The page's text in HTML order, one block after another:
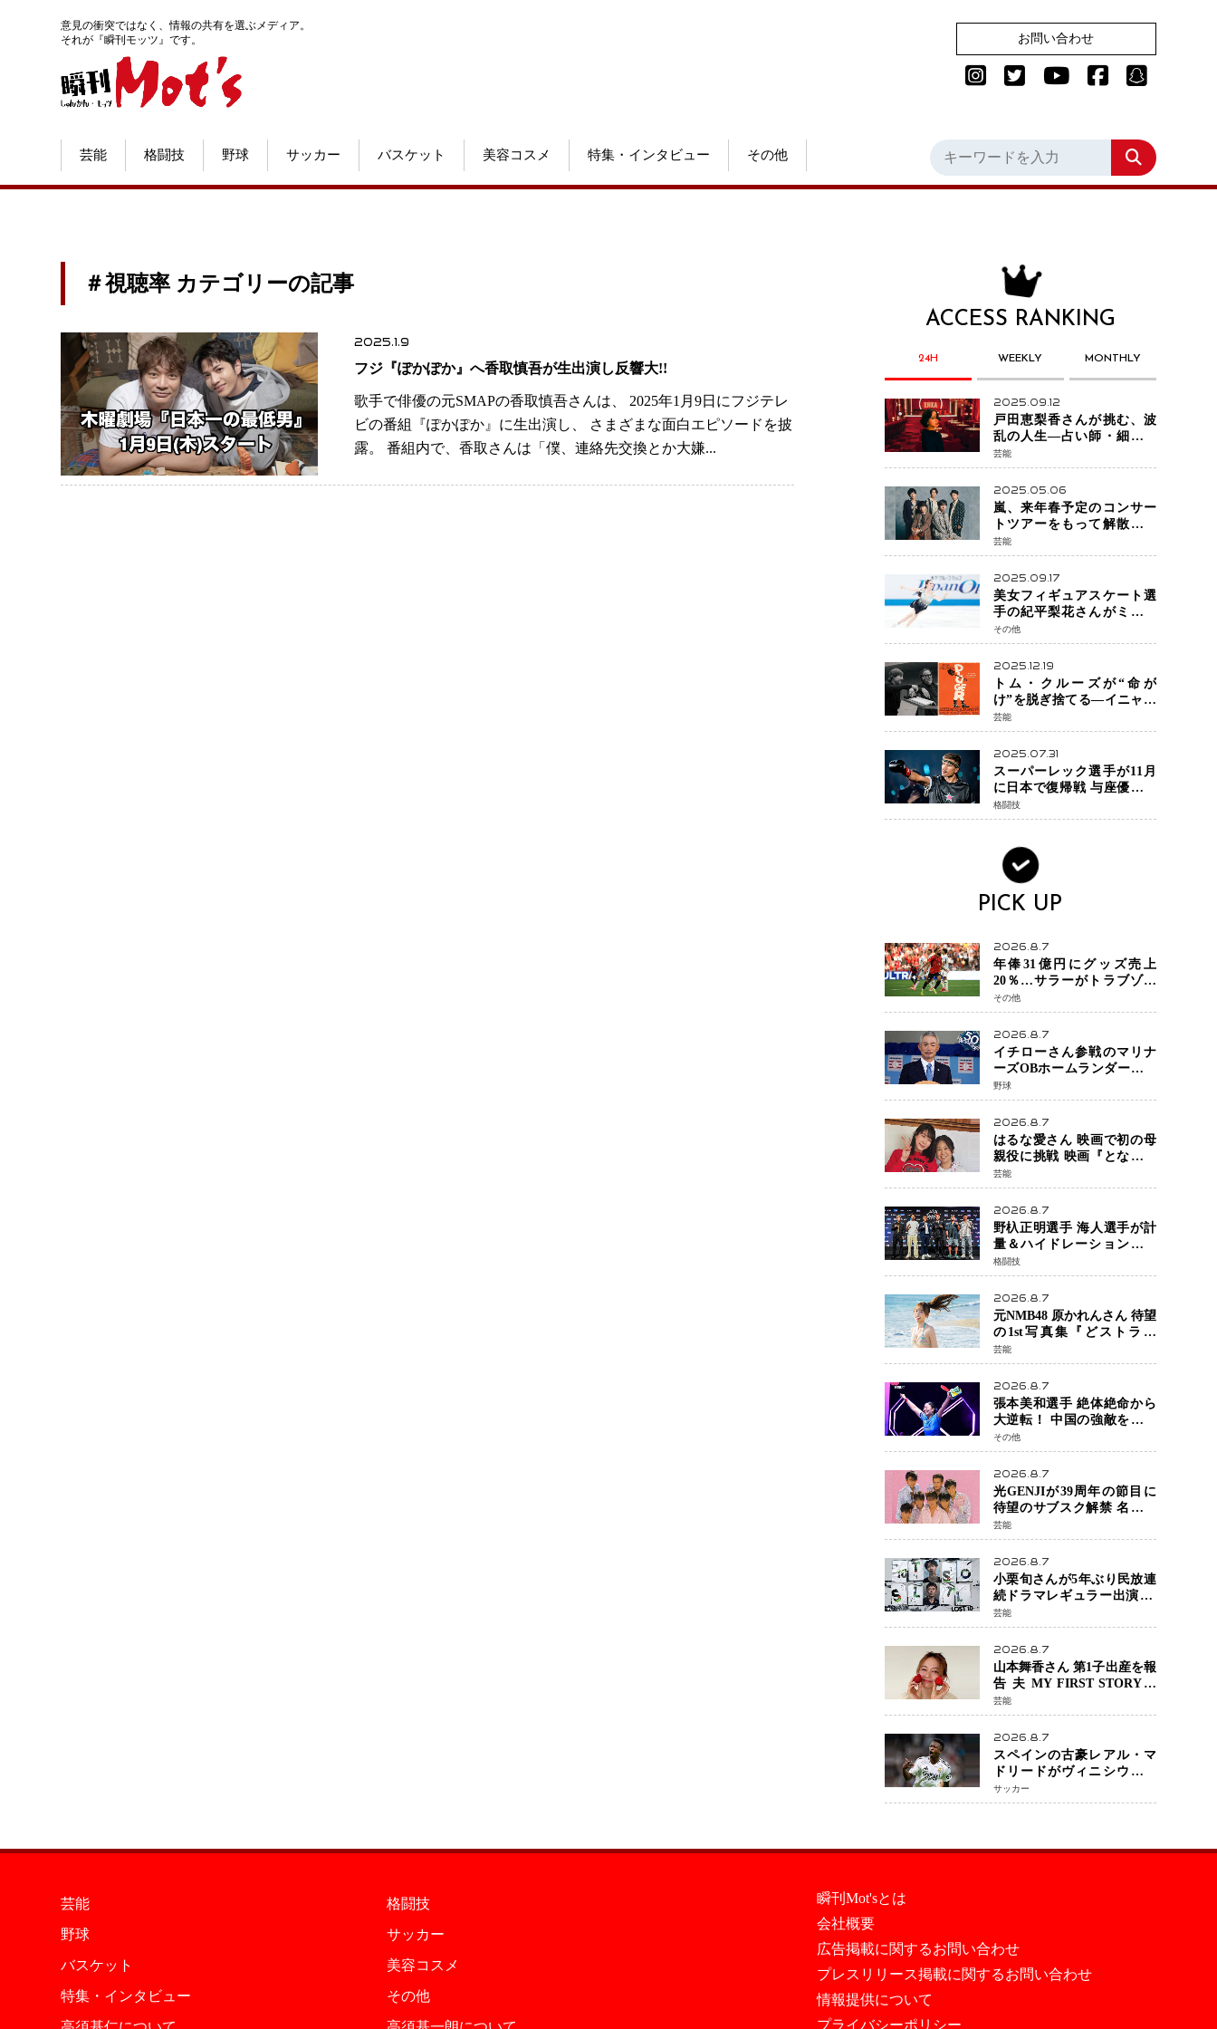
意見の衝突ではなく、情報の共有を選ぶメディア。
それが『瞬刊モッツ』です。
お問い合わせ
芸能 格闘技 野球 サッカー バスケット 美容コスメ 特集・インタビュー その他
＃視聴率 カテゴリーの記事
2025.1.9
フジ『ぽかぽか』へ香取慎吾が生出演し反響大!!
歌手で俳優の元SMAPの香取慎吾さんは、 2025年1月9日にフジテレ
ビの番組『ぽかぽか』に生出演し、 さまざまな面白エピソードを披
露。 番組内で、香取さんは「僕、連絡先交換とか大嫌...
ACCESS RANKING
24H WEEKLY MONTHLY
2025.09.12
戸田恵梨香さんが挑む、波
乱の人生―占い師・細木数
子をNetflixで実写化
芸能
2025.05.06
嵐、来年春予定のコンサー
トツアーをもって解散 フ
ァンクラブも2026年5月末で
活動終了
芸能
2025.09.17
美女フィギュアスケート選
手の紀平梨花さんがミラノ
五輪出場断念 中部選手権欠
場を発表「安全最優先の判
断」
その他
2025.12.19
トム・クルーズが“命が
け”を脱ぎ捨てる―イニャリ
トゥ監督と挑む前代未聞の
大惨事コメディ「DIGGER
ディガー」始動
芸能
2025.07.31
スーパーレック選手が11月
に日本で復帰戦 与座優貴選
手との激突に「すべての技
術を見せたい」
格闘技
PICK UP
2026.8.7
年俸31億円にグッズ売上
20％…サラーがトラブゾン
スポル加入 世界サッカー
は「五大リーグ一強」から
新時代へ
その他
2026.8.7
イチローさん参戦のマリナ
ーズOBホームランダービー
が無料生配信 北米ならで
はの“魅せる興行”に世界が
注目
野球
2026.8.7
はるな愛さん 映画で初の母
親役に挑戦 映画『となりの
とらんす少女ちゃん』11月7
日公開 未来の自分との対話
を描く注目作
芸能
2026.8.7
野杁正明選手 海人選手が計
量＆ハイドレーションテス
トをクリア「ONE
SAMURAI 2」決戦へ万全の
準備整う
格闘技
2026.8.7
元NMB48 原かれんさん 待望
の1st写真集『どストライ
ク』発売決定 バリで魅せる
25歳の新境地
芸能
2026.8.7
張本美和選手 絶体絶命から
大逆転！ 中国の強敵を撃破
しWTT横浜でベスト8進出
その他
2026.8.7
光GENJIが39周年の節目に
待望のサブスク解禁 名曲の
数々がデジタル配信へ 40周
年へ向け1年間で全作品を順
次公開
芸能
2026.8.7
小栗旬さんが5年ぶり民放連
続ドラマレギュラー出演 横
浜流星さんと初共演
『LOST10』で異色バディ結
成
芸能
2026.8.7
山本舞香さん 第1子出産を報
告 夫 MY FIRST STORYの
Hiroさんとの新たな家族生
活「母子ともに健康」
芸能
2026.8.7
スペインの古豪レアル・マ
ドリードがヴィニシウス選
手との契約を2032年まで延
長 長期交渉が決着 年俸は約
サッカー
芸能
格闘技
野球
サッカー
バスケット
美容コスメ
特集・インタビュー
その他
瞬刊Mot'sとは
会社概要
広告掲載に関するお問い合わせ
プレスリリース掲載に関するお問い合わせ
情報提供について
プライバシーポリシー